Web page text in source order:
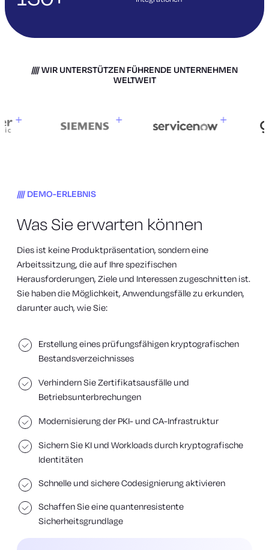
WIR UNTERSTÜTZEN FÜHRENDE UNTERNEHMEN
WELTWEIT
DEMO-ERLEBNIS
Was Sie erwarten können
Dies ist keine Produktpräsentation, sondern eine
Arbeitssitzung, die auf Ihre spezifischen
Herausforderungen, Ziele und Interessen zugeschnitten ist.
Sie haben die Möglichkeit, Anwendungsfälle zu erkunden,
darunter auch, wie Sie:
Erstellung eines prüfungsfähigen kryptografischen
Bestandsverzeichnisses
Verhindern Sie Zertifikatsausfälle und
Betriebsunterbrechungen
Modernisierung der PKI- und CA-Infrastruktur
Sichern Sie KI und Workloads durch kryptografische
Identitäten
Schnelle und sichere Codesignierung aktivieren
Schaffen Sie eine quantenresistente
Sicherheitsgrundlage